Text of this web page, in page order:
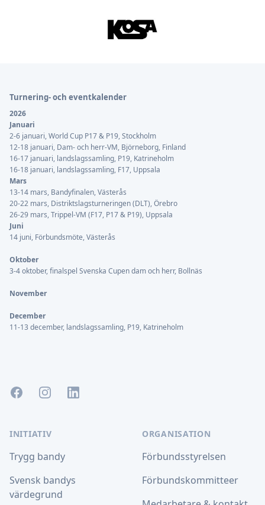
Turnering- och eventkalender
2026
Januari
2-6 januari, World Cup P17 & P19, Stockholm
12-18 januari, Dam- och herr-VM, Björneborg, Finland
16-17 januari, landslagssamling, P19, Katrineholm
16-18 januari, landslagssamling, F17, Uppsala
Mars
13-14 mars, Bandyfinalen, Västerås
20-22 mars, Distriktslagsturneringen (DLT), Örebro
26-29 mars, Trippel-VM (F17, P17 & P19), Uppsala
Juni
14 juni, Förbundsmöte, Västerås
Oktober
3-4 oktober, finalspel Svenska Cupen dam och herr, Bollnäs
November
December
11-13 december, landslagssamling, P19, Katrineholm
FacebookInstagramLinkedIn
INITIATIV
Trygg bandy
Svensk bandys
värdegrund
ORGANISATION
Förbundsstyrelsen
Förbundskommitteer